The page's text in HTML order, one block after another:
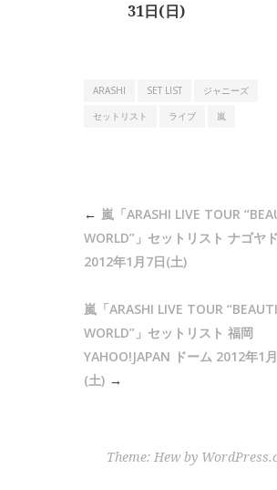
31日(日)
ARASHI SET LIST
ジャニーズ
セットリスト
ライブ 嵐
嵐「ARASHI LIVE TOUR
WORLD”」セットリスト ナゴヤ
2012年1月7日(土)
嵐「ARASHI LIVE TOUR
WORLD”」セットリスト 福岡
YAHOO!JAPAN ドーム 2012年1
(土)
Theme: Hew by